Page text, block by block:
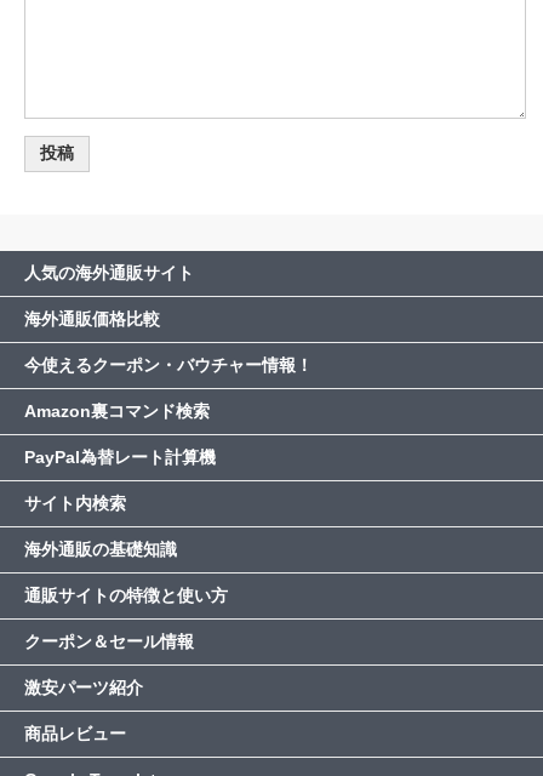
人気の海外通販サイト
海外通販価格比較
今使えるクーポン・バウチャー情報！
Amazon裏コマンド検索
PayPal為替レート計算機
サイト内検索
海外通販の基礎知識
通販サイトの特徴と使い方
クーポン＆セール情報
激安パーツ紹介
商品レビュー